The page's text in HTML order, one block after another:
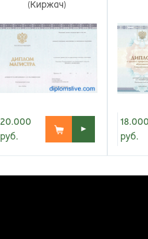
Кемерово
(Киржач)
20.000
руб.
►
18.000
руб.